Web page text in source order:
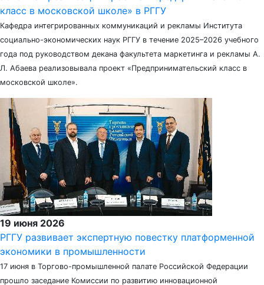
класс в московской школе» в РГГУ
Кафедра интегрированных коммуникаций и рекламы Института
социально-экономических наук РГГУ в течение 2025–2026 учебного
года под руководством декана факультета маркетинга и рекламы А.
Л. Абаева реализовывала проект «Предпринимательский класс в
московской школе».
19 июня 2026
РГГУ развивает экспертную повестку платформенной
экономики в промышленности
17 июня в Торгово-промышленной палате Российской Федерации
прошло заседание Комиссии по развитию инновационной